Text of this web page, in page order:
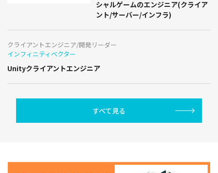
シャルゲームのエンジニア(クライア
ント/サーバー/インフラ)
クライアントエンジニア/開発リーダー
インフィニティベクター
Unityクライアントエンジニア
すべて見る